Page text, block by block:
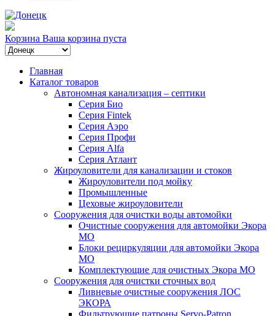
Корзина Ваша корзина пуста
Главная
Каталог товаров
Автономная канализация – септики
Серия Био
Серия Fintek
Серия Аэро
Серия Профи
Серия Alfa
Серия Атлант
Жироуловители для канализации и стоков
Жироуловители под мойку
Промышленные
Цеховые жироуловители
Сооружения для очистки воды автомойки
Очистные сооружения для автомойки Экора
МО
Блоки рециркуляции для автомойки Экора
МО
Комплектующие для очистных Экора МО
Сооружения для очистки сточных вод
Ливневые очистные сооружения ЛОС
ЭКОРА
Фильтрующие патроны Servo-Patron